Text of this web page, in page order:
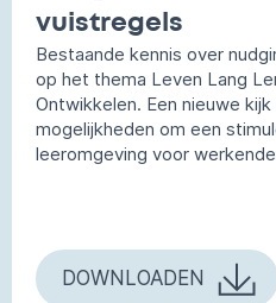
vuistregels
Bestaande kennis over
op het thema Leven Lang
Ontwikkelen. Een nieuwe kijk
mogelijkheden om een
leeromgeving voor
DOWNLOADEN